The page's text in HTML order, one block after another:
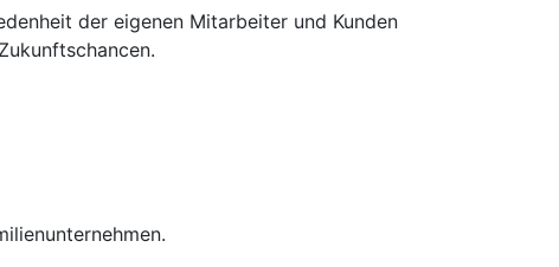
der eigenen Mitarbeiter und Kunden